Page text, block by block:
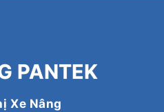
PANTEK
Xe Nâng